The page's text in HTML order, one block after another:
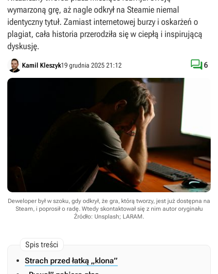
wymarzoną grę, aż nagle odkrył na Steamie niemal
identyczny tytuł. Zamiast internetowej burzy i oskarżeń o
plagiat, cała historia przerodziła się w ciepłą i inspirującą
dyskusję.
Kamil Kleszyk19 grudnia 2025 21:12 6
Deweloper był w szoku, gdy odkrył, że gra, którą tworzy, jest już dostępna na
Steam, i poprosił o radę. Wtedy skontaktował się z nim autor oryginału
Źródło: Unsplash; LARAM.
Strach przed łatką „klona”